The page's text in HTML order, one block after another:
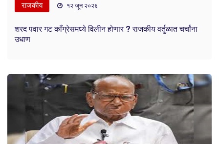
राजकीय १२ जून २०२६
शरद पवार गट काँग्रेसमध्ये विलीन होणार ? राजकीय वर्तुळात चर्चांना
उधाण